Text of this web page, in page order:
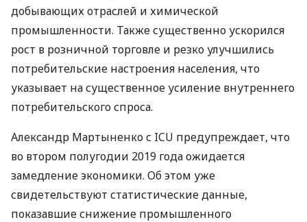
добывающих отраслей и химической
промышленности. Также существенно ускорился
рост в розничной торговле и резко улучшились
потребительские настроения населения, что
указывает на существенное усиление внутреннего
потребительского спроса.
Александр Мартыненко с ICU предупреждает, что
во втором полугодии 2019 года ожидается
замедление экономики. Об этом уже
свидетельствуют статистические данные,
показавшие снижение промышленного